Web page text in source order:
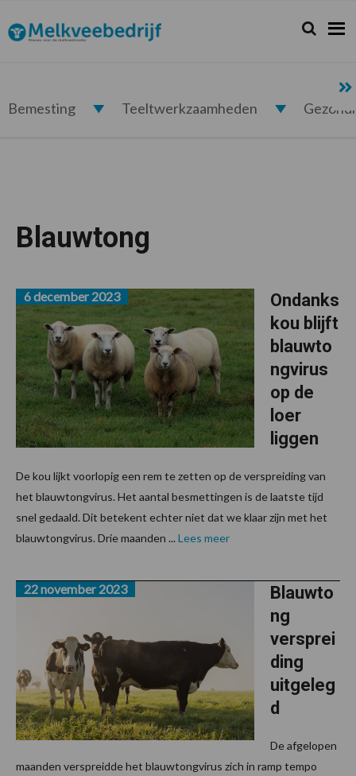
de
hoofdnavigatie
de
hoofd
de
voettekst
Melkveebedrijf.nl Zoeken...
Zoek
Bemesting Teeltwerkzaamheden
Blauwtong
Ondanks
kou blijft
blauwto
ngvirus
op de
loer
liggen
6 december 2023
De kou lijkt voorlopig een rem te zetten op de verspreiding van
het blauwtongvirus. Het aantal besmettingen is de laatste tijd
snel gedaald. Dit betekent echter niet dat we klaar zijn met het
blauwtongvirus. Drie maanden ... Lees meer
Blauwto
ng
versprei
ding
uitgeleg
d
22 november 2023
De afgelopen
maanden verspreidde het blauwtongvirus zich in ramp tempo